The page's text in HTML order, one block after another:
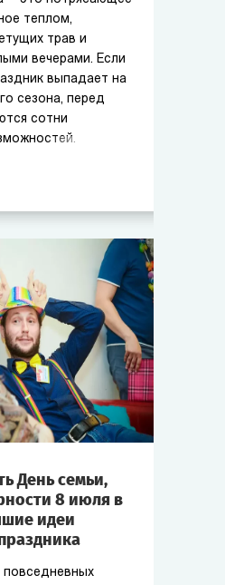
теплом,
трав и
вечерами. Если
выпадает на
сезона, перед
сотни
День семьи,
8 июля в
идеи
повседневных